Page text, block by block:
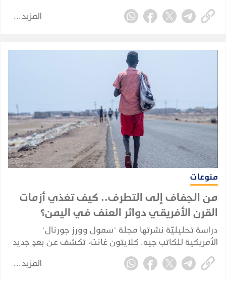
"صاحب الابتسامة العفوية" لما اشتهر به من بساطة وروح
مرحة.
المزيد
منوعات
من الجفاف إلى التطرف.. كيف تغذي أزمات
القرن الأفريقي دوائر العنف في اليمن؟
دراسة تحليليّة نشرتها مجلة "سمول وورز جورنال"
الأمريكية للكاتب جيه. كلايتون غانت، تكشف عن بعدٍ جديد
للأزمة اليمنية يُهدد استقرار الشرق الأوسط؛ مشيرة إلى أن
اليمن تحوّل إلى محطة استنزاف رئيسية لتدفقات الهجرة
المزيد